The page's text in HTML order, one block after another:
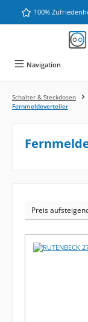
Zum Hauptinhalt springen
100%
Navigation
Schalter & Steckdosen
Fernmeldeverteiler